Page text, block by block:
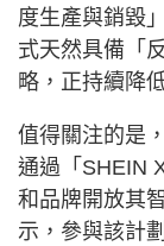
度生產與銷毀
式天然具備「
略，正持續降
值得關注的是
通過「SHEIN
和品牌開放其
示，參與該計